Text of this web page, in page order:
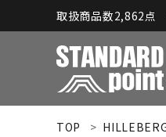
取扱商品数2,862点
TOP